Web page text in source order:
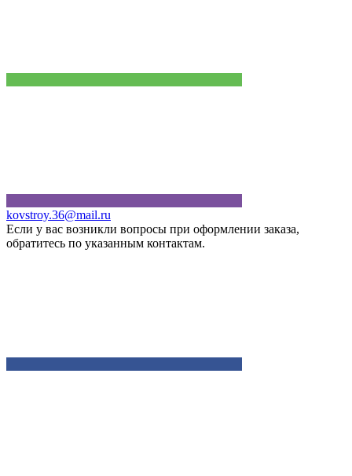
kovstroy.36@mail.ru
Если у вас возникли вопросы при оформлении заказа,
обратитесь по указанным контактам.